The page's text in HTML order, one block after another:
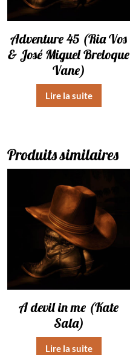
Adventure 45 (Ria Vos
& José Miguel Breloque
Vane)
Lire la suite
Produits similaires
A devil in me (Kate
Sala)
Lire la suite